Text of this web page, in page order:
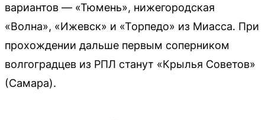
вариантов — «Тюмень», нижегородская
«Волна», «Ижевск» и «Торпедо» из Миасса. При
прохождении дальше первым соперником
волгоградцев из РПЛ станут «Крылья Советов»
(Самара).